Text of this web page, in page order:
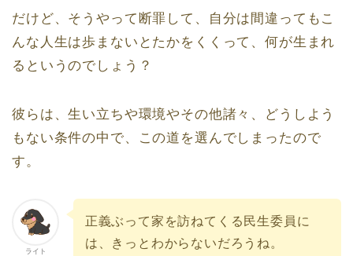
だけど、そうやって断罪して、自分は間違ってもこ
んな人生は歩まないとたかをくくって、何が生まれ
るというのでしょう？
彼らは、生い立ちや環境やその他諸々、どうしよう
もない条件の中で、この道を選んでしまったので
す。
ライト
正義ぶって家を訪ねてくる民生委員に
は、きっとわからないだろうね。